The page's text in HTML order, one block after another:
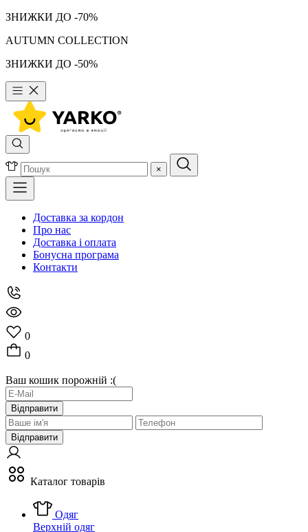
ЗНИЖКИ ДО -70%
AUTUMN COLLECTION
ЗНИЖКИ ДО -50%
×
Доставка за кордон
Про нас
Доставка і оплата
Бонусна програма
Контакти
0
0
Ваш кошик порожній :(
Відправити
Відправити
Каталог товарів
Одяг
Верхній одяг